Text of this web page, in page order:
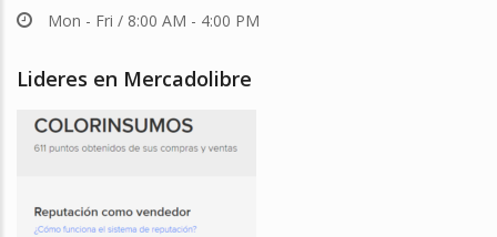
Mon - Fri / 8:00 AM - 4:00 PM
Lideres en Mercadolibre